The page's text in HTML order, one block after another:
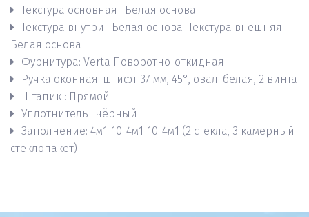
Текстура основная : Белая основа
Текстура внутри : Белая основа  Текстура внешняя :
Белая основа
Фурнитура: Verta Поворотно-откидная
Штапик : Прямой
Уплотнитель : чёрный
Заполнение: 4м1-10-4м1-10-4м1 (2 стекла, 3 камерный
стеклопакет)